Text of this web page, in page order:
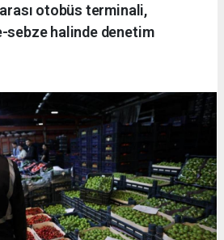
otobüs terminali,
sebze halinde denetim